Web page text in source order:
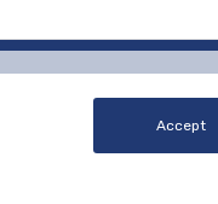
Accept